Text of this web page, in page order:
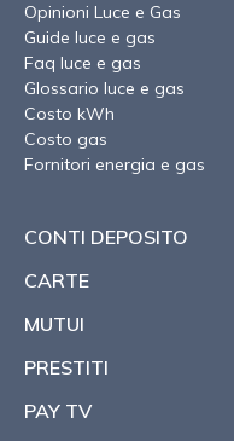
Opinioni Luce e Gas
Guide luce e gas
Faq luce e gas
Glossario luce e gas
Costo kWh
Costo gas
Fornitori energia e gas
CONTI DEPOSITO
CARTE
MUTUI
PRESTITI
PAY TV